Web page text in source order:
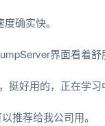
确实快。
界面看着舒
挺好用的，正在学习
推荐给我公司用。